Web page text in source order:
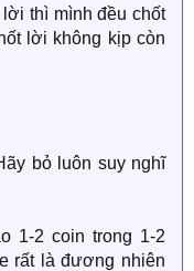
thì mình đều chốt
lời không kịp còn
bỏ luôn suy nghĩ
1-2 coin trong 1-2
rất là đương nhiên